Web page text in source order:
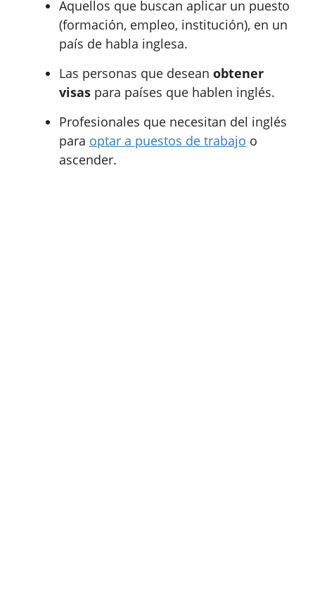
Aquellos que buscan aplicar un puesto
(formación, empleo, institución), en un
país de habla inglesa.
Las personas que desean obtener
visas para países que hablen inglés.
Profesionales que necesitan del inglés
para optar a puestos de trabajo o
ascender.